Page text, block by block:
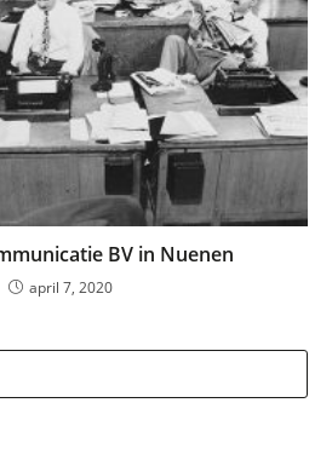
BV in Nuenen
april 7, 2020
op